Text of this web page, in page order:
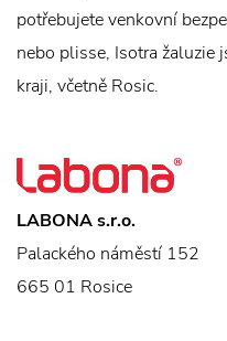
potřebujete venkovní
nebo plisse, Isotra žaluzie
kraji, včetně Rosic.
LABONA s.r.o.
Palackého náměstí 152
665 01 Rosice